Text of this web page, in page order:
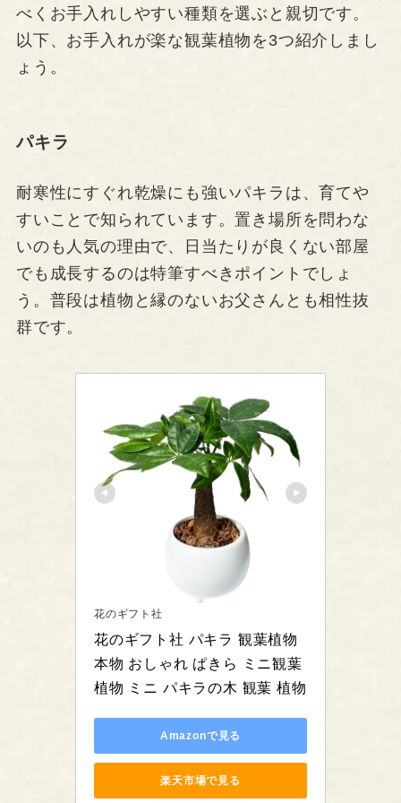
べくお手入れしやすい種類を選ぶと親切です。
以下、お手入れが楽な観葉植物を3つ紹介しまし
ょう。
パキラ
耐寒性にすぐれ乾燥にも強いパキラは、育てや
すいことで知られています。置き場所を問わな
いのも人気の理由で、日当たりが良くない部屋
でも成長するのは特筆すべきポイントでしょ
う。普段は植物と縁のないお父さんとも相性抜
群です。
花のギフト社
花のギフト社 パキラ 観葉植物
本物 おしゃれ ぱきら ミニ観葉
植物 ミニ パキラの木 観葉 植物
Amazonで見る
楽天市場で見る